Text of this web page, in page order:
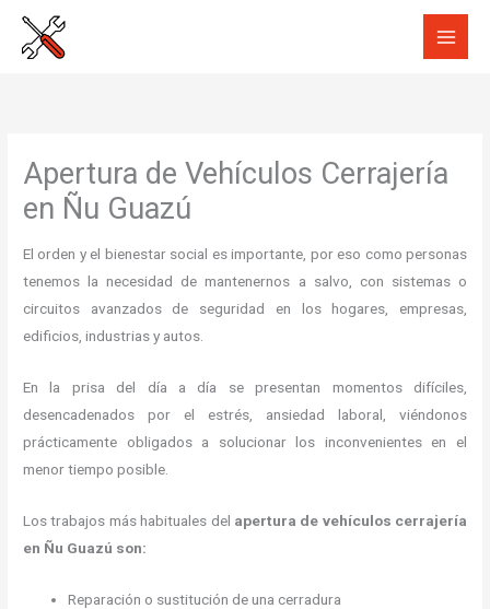
Apertura de Vehículos Cerrajería
en Ñu Guazú
El orden y el bienestar social es importante, por eso como personas
tenemos la necesidad de mantenernos a salvo, con sistemas o
circuitos avanzados de seguridad en los hogares, empresas,
edificios, industrias y autos.
En la prisa del día a día se presentan momentos difíciles,
desencadenados por el estrés, ansiedad laboral, viéndonos
prácticamente obligados a solucionar los inconvenientes en el
menor tiempo posible.
Los trabajos más habituales del apertura de vehículos cerrajería
en Ñu Guazú son:
Reparación o sustitución de una cerradura